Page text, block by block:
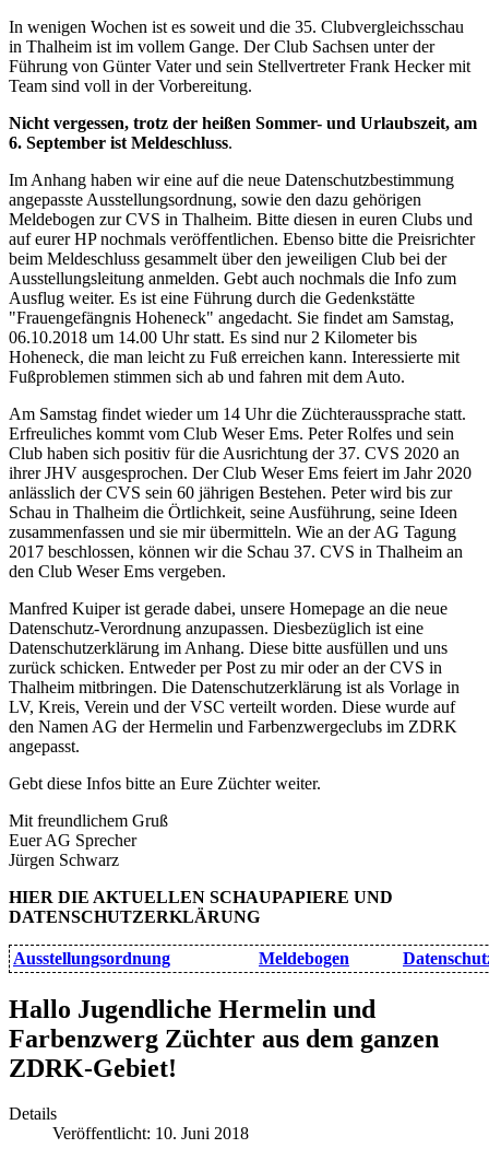
In wenigen Wochen ist es soweit und die 35. Clubvergleichsschau
in Thalheim ist im vollem Gange. Der Club Sachsen unter der
Führung von Günter Vater und sein Stellvertreter Frank Hecker mit
Team sind voll in der Vorbereitung.
Nicht vergessen, trotz der heißen Sommer- und Urlaubszeit, am
6. September ist Meldeschluss.
Im Anhang haben wir eine auf die neue Datenschutzbestimmung
angepasste Ausstellungsordnung, sowie den dazu gehörigen
Meldebogen zur CVS in Thalheim. Bitte diesen in euren Clubs und
auf eurer HP nochmals veröffentlichen. Ebenso bitte die Preisrichter
beim Meldeschluss gesammelt über den jeweiligen Club bei der
Ausstellungsleitung anmelden. Gebt auch nochmals die Info zum
Ausflug weiter. Es ist eine Führung durch die Gedenkstätte
"Frauengefängnis Hoheneck" angedacht. Sie findet am Samstag,
06.10.2018 um 14.00 Uhr statt. Es sind nur 2 Kilometer bis
Hoheneck, die man leicht zu Fuß erreichen kann. Interessierte mit
Fußproblemen stimmen sich ab und fahren mit dem Auto.
Am Samstag findet wieder um 14 Uhr die Züchteraussprache statt.
Erfreuliches kommt vom Club Weser Ems. Peter Rolfes und sein
Club haben sich positiv für die Ausrichtung der 37. CVS 2020 an
ihrer JHV ausgesprochen. Der Club Weser Ems feiert im Jahr 2020
anlässlich der CVS sein 60 jährigen Bestehen. Peter wird bis zur
Schau in Thalheim die Örtlichkeit, seine Ausführung, seine Ideen
zusammenfassen und sie mir übermitteln. Wie an der AG Tagung
2017 beschlossen, können wir die Schau 37. CVS in Thalheim an
den Club Weser Ems vergeben.
Manfred Kuiper ist gerade dabei, unsere Homepage an die neue
Datenschutz-Verordnung anzupassen. Diesbezüglich ist eine
Datenschutzerklärung im Anhang. Diese bitte ausfüllen und uns
zurück schicken. Entweder per Post zu mir oder an der CVS in
Thalheim mitbringen. Die Datenschutzerklärung ist als Vorlage in
LV, Kreis, Verein und der VSC verteilt worden. Diese wurde auf
den Namen AG der Hermelin und Farbenzwergeclubs im ZDRK
angepasst.
Gebt diese Infos bitte an Eure Züchter weiter.
Mit freundlichem Gruß
Euer AG Sprecher
Jürgen Schwarz
HIER DIE AKTUELLEN SCHAUPAPIERE UND
DATENSCHUTZERKLÄRUNG
Ausstellungsordnung Meldebogen
Hallo Jugendliche Hermelin und
Farbenzwerg Züchter aus dem ganzen
ZDRK-Gebiet!
Details
Veröffentlicht: 10. Juni 2018